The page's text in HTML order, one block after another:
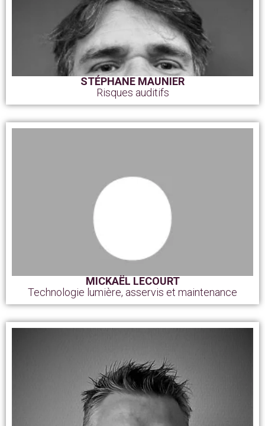
STÉPHANE MAUNIER
Risques auditifs
MICKAËL LECOURT
Technologie lumière, asservis et maintenance